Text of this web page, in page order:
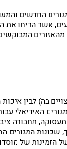
החדשים
אשר הריחו את
בה) לבין
תחבורה
המגורים
הזמינות של